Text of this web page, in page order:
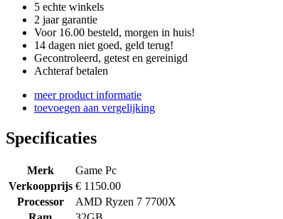
5 echte winkels
2 jaar garantie
Voor 16.00 besteld, morgen in huis!
14 dagen niet goed, geld terug!
Gecontroleerd, getest en gereinigd
Achteraf betalen
meer product informatie
toevoegen aan vergelijking
Specificaties
Merk
Game Pc
Verkoopprijs € 1150.00
Processor
AMD Ryzen 7 7700X